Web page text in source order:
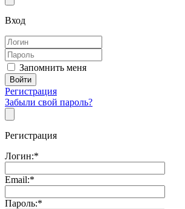
Вход
Запомнить меня
Регистрация
Забыли свой пароль?
Регистрация
Логин:*
Email:*
Пароль:*